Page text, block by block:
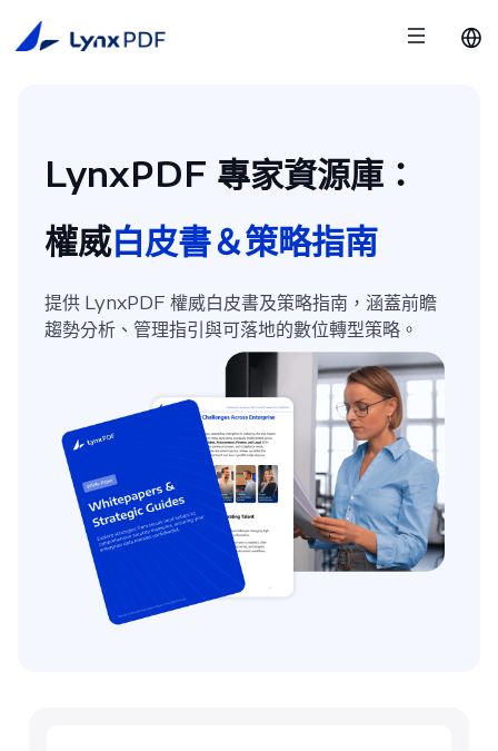
LynxPDF 專家資源庫：
權威白皮書＆策略指南
提供 LynxPDF 權威白皮書及策略指南，涵蓋前瞻
趨勢分析、管理指引與可落地的數位轉型策略。